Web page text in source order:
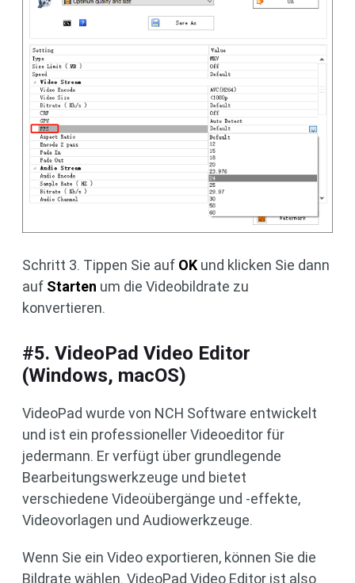
Schritt 3. Tippen Sie auf OK und klicken Sie dann
auf Starten um die Videobildrate zu
konvertieren.
#5. VideoPad Video Editor
(Windows, macOS)
VideoPad wurde von NCH Software entwickelt
und ist ein professioneller Videoeditor für
jedermann. Er verfügt über grundlegende
Bearbeitungswerkzeuge und bietet
verschiedene Videoübergänge und -effekte,
Videovorlagen und Audiowerkzeuge.
Wenn Sie ein Video exportieren, können Sie die
Bildrate wählen. VideoPad Video Editor ist also